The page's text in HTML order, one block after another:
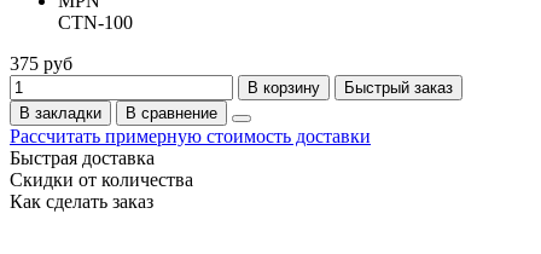
CTN-100
375 руб
В корзину
Быстрый заказ
В закладки
В сравнение
Рассчитать примерную стоимость доставки
Быстрая доставка
Скидки от количества
Как сделать заказ